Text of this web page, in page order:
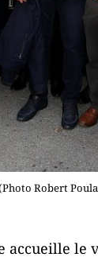
Robert
le